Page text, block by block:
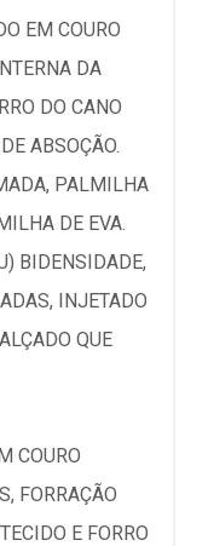
EM COURO
DA
DO CANO
ABSOÇÃO.
PALMILHA
DE EVA.
BIDENSIDADE,
INJETADO
QUE
COURO
FORRAÇÃO
E FORRO